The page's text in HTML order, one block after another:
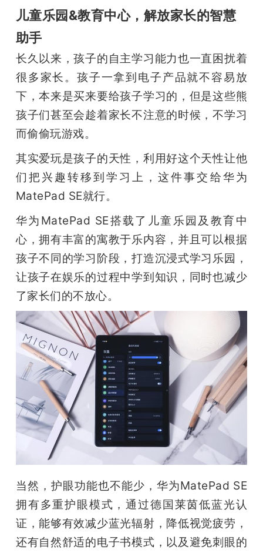
题
爱
搞
儿童乐园&教育中心，解放家长的智慧
助手
长久以来，孩子的自主学习能力也一直困扰着
很多家长。孩子一拿到电子产品就不容易放
下，本来是买来要给孩子学习的，但是这些熊
孩子们甚至会趁着家长不注意的时候，不学习
而偷偷玩游戏。
其实爱玩是孩子的天性，利用好这个天性让他
们把兴趣转移到学习上，这件事交给华为
MatePad SE就行。
华为MatePad SE搭载了儿童乐园及教育中
心，拥有丰富的寓教于乐内容，并且可以根据
孩子不同的学习阶段，打造沉浸式学习乐园，
让孩子在娱乐的过程中学到知识，同时也减少
了家长们的不放心。
当然，护眼功能也不能少，华为MatePad SE
拥有多重护眼模式，通过德国莱茵低蓝光认
证，能够有效减少蓝光辐射，降低视觉疲劳，
还有自然舒适的电子书模式，以及避免刺眼的